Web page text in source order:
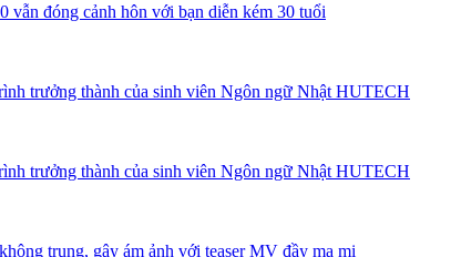
đóng cảnh hôn với bạn diễn kém 30 tuổi
trưởng thành của sinh viên Ngôn ngữ Nhật HUTECH
trưởng thành của sinh viên Ngôn ngữ Nhật HUTECH
trung, gây ám ảnh với teaser MV đầy ma mị